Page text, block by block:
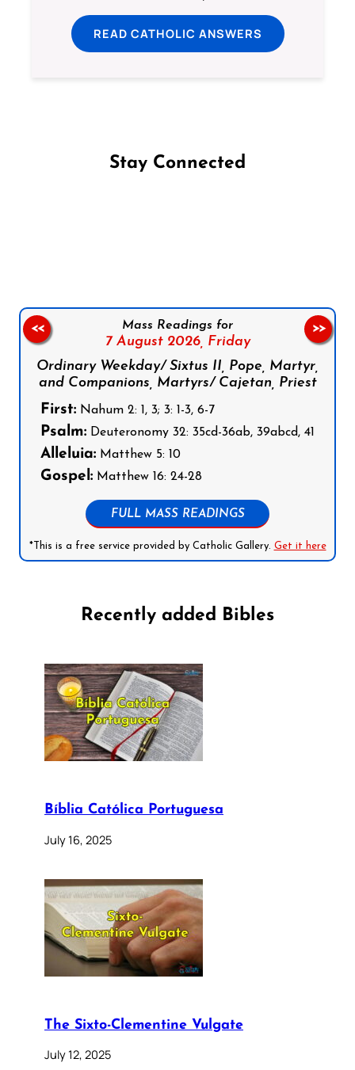
READ CATHOLIC ANSWERS
Stay Connected
Mass Readings for
7 August 2026, Friday
Ordinary Weekday/ Sixtus II, Pope, Martyr,
and Companions, Martyrs/ Cajetan, Priest
First: Nahum 2: 1, 3; 3: 1-3, 6-7
Psalm: Deuteronomy 32: 35cd-36ab, 39abcd, 41
Alleluia: Matthew 5: 10
Gospel: Matthew 16: 24-28
FULL MASS READINGS
*This is a free service provided by Catholic Gallery. Get it here
<< >>
Recently added Bibles
Bíblia Católica Portuguesa
July 16, 2025
The Sixto-Clementine Vulgate
July 12, 2025